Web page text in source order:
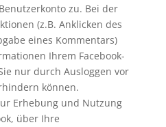
zu. Bei der
(z.B. Anklicken des
eines Kommentars)
Ihrem Facebook-
nur durch Ausloggen vor
können.
Erhebung und Nutzung
über Ihre